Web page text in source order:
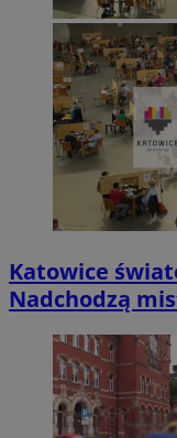
Katowice
Nadchodzą